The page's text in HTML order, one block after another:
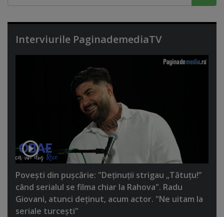
Interviurile PaginademediaTV
Poveşti din puşcărie: "Deţinuţii strigau „Tătuţu!”
când serialul se filma chiar la Rahova". Radu
Giovani, atunci deţinut, acum actor. "Ne uitam la
seriale turceşti"